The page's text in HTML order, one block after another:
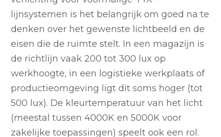
lijnsystemen is het belangrijk om goed na te
denken over het gewenste lichtbeeld en de
eisen die de ruimte stelt. In een magazijn is
de richtlijn vaak 200 tot 300 lux op
werkhoogte, in een logistieke werkplaats of
productieomgeving ligt dit soms hoger (tot
500 lux). De kleurtemperatuur van het licht
(meestal tussen 4000K en 5000K voor
zakelijke toepassingen) speelt ook een rol: